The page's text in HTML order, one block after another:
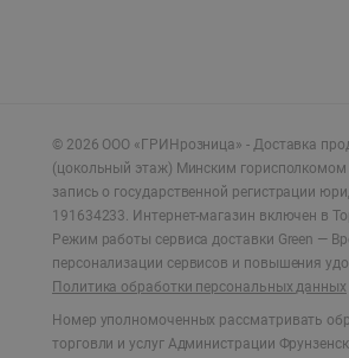
© 2026 ООО «ГРИНрозница» - Доставка
(цокольный этаж) Минским горисполкомом
запись о государственной регистрации
191634233. Интернет-магазин включен в
Режим работы сервиса доставки Green —
персонализации сервисов и повышения
Политика обработки персональных данных
Номер уполномоченных рассматривать
торговли и услуг Администрации